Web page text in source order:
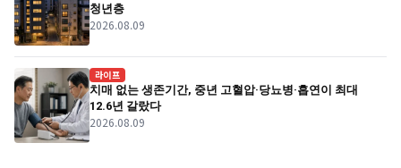
청년층
2026.08.09
라이프
치매 없는 생존기간, 중년 고혈압·당뇨병·흡연이 최대
12.6년 갈랐다
2026.08.09